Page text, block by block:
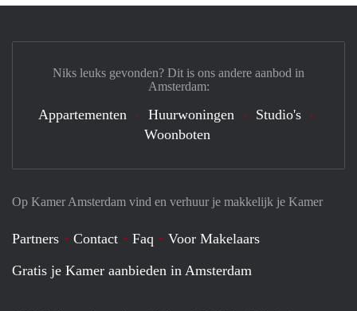
Op Kamer Amsterdam vind en verhuur je makkelijk je Kamer
Partners Contact Faq
Voor Makelaars
Gratis je Kamer aanbieden in Amsterdam
Niks leuks gevonden? Dit is ons andere aanbod in
Amsterdam:
Appartementen Huurwoningen
Studio's
Woonboten